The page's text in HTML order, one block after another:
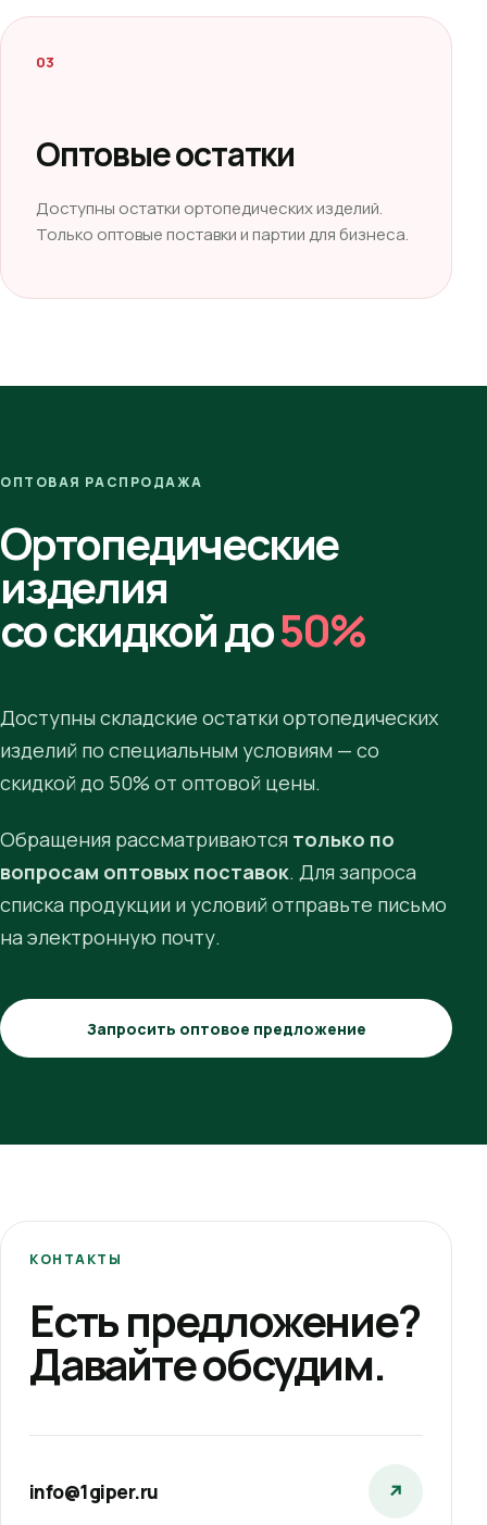
03
Оптовые остатки
Доступны остатки ортопедических изделий.
Только оптовые поставки и партии для бизнеса.
ОПТОВАЯ РАСПРОДАЖА
Ортопедические
изделия
со скидкой до50%
Доступны складские остатки ортопедических
изделий по специальным условиям — со
скидкой до 50% от оптовой цены.
Обращения рассматриваются только по
вопросам оптовых поставок. Для запроса
списка продукции и условий отправьте письмо
на электронную почту.
Запросить оптовое предложение
КОНТАКТЫ
Есть предложение?
Давайте обсудим.
info@1giper.ru ↗